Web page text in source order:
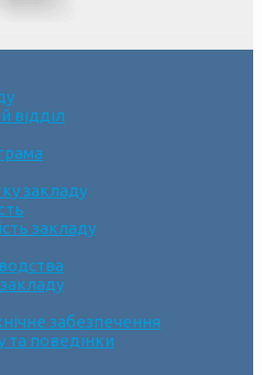
відділ
закладу
закладу
забезпечення
та поведінки